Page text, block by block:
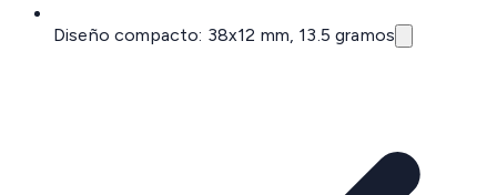
Diseño compacto: 38x12 mm, 13.5 gramos